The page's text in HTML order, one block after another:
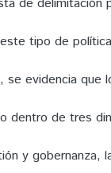
tipo de
se evidencia que
dentro de tres
y gobernanza,